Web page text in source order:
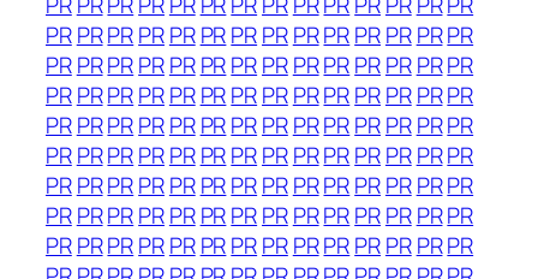
PRPRPRPRPR PRPRPRPRPRPRPR PRPR
PRPRPRPRPR PRPRPRPRPRPRPR PRPR
PRPRPRPRPR PRPRPRPRPRPRPR PRPR
PRPRPRPRPR PRPRPRPRPRPRPR PRPR
PRPRPRPRPR PRPRPRPRPRPRPR PRPR
PRPRPRPRPR PRPRPRPRPRPRPR PRPR
PRPRPRPRPR PRPRPRPRPRPRPR PRPR
PRPRPRPRPR PRPRPRPRPRPRPR PRPR